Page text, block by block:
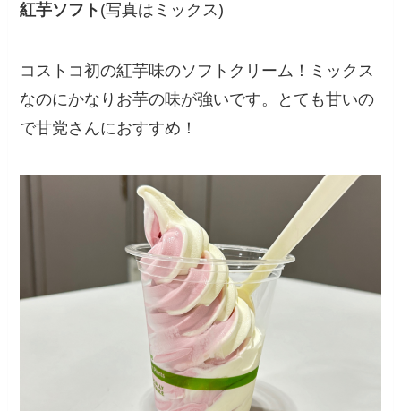
紅芋ソフト (写真はミックス)
コストコ初の紅芋味のソフトクリーム！ミックス
なのにかなりお芋の味が強いです。とても甘いの
で甘党さんにおすすめ！